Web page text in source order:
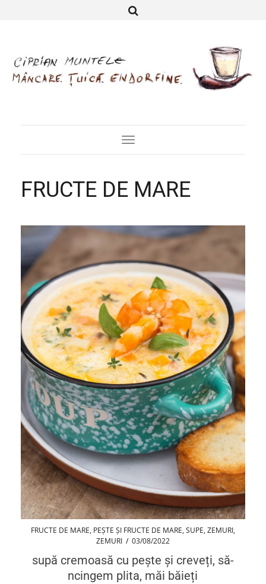
Toggle
Navigation
FRUCTE DE MARE
FRUCTE DE MARE, PEȘTE ȘI FRUCTE DE MARE, SUPE, ZEMURI,
ZEMURI / 03/08/2022
supă cremoasă cu pește și creveți, să-
ncingem plita, măi băieți